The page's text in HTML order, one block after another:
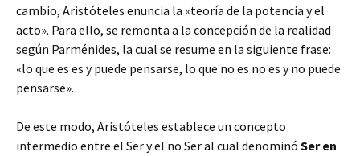
cambio, Aristóteles enuncia la «teoría de la potencia y el
acto». Para ello, se remonta a la concepción de la realidad
según Parménides, la cual se resume en la siguiente frase:
«lo que es es y puede pensarse, lo que no es no es y no puede
pensarse».
De este modo, Aristóteles establece un concepto
intermedio entre el Ser y el no Ser al cual denominó Ser en